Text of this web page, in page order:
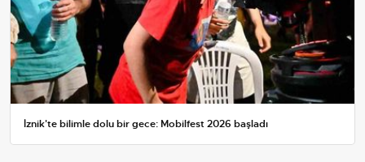
İznik'te bilimle dolu bir gece: Mobilfest 2026 başladı